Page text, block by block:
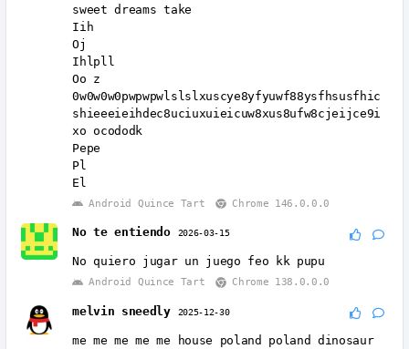
sweet dreams take
Iih
Oj
Ihlpll
Oo z
0w0w0w0pwpwpwlslslxuscye8yfyuwf88ysfhsusfhic
shieeeieihdec8uciuxuieicuw8xus8ufw8cjeijce9i
xo ocododk
Pepe
Pl
El
Android Quince Tart Chrome 146.0.0.0
No te entiendo 2026-03-15
No quiero jugar un juego feo kk pupu
Android Quince Tart Chrome 138.0.0.0
melvin sneedly 2025-12-30
me me me me me house poland poland dinosaur